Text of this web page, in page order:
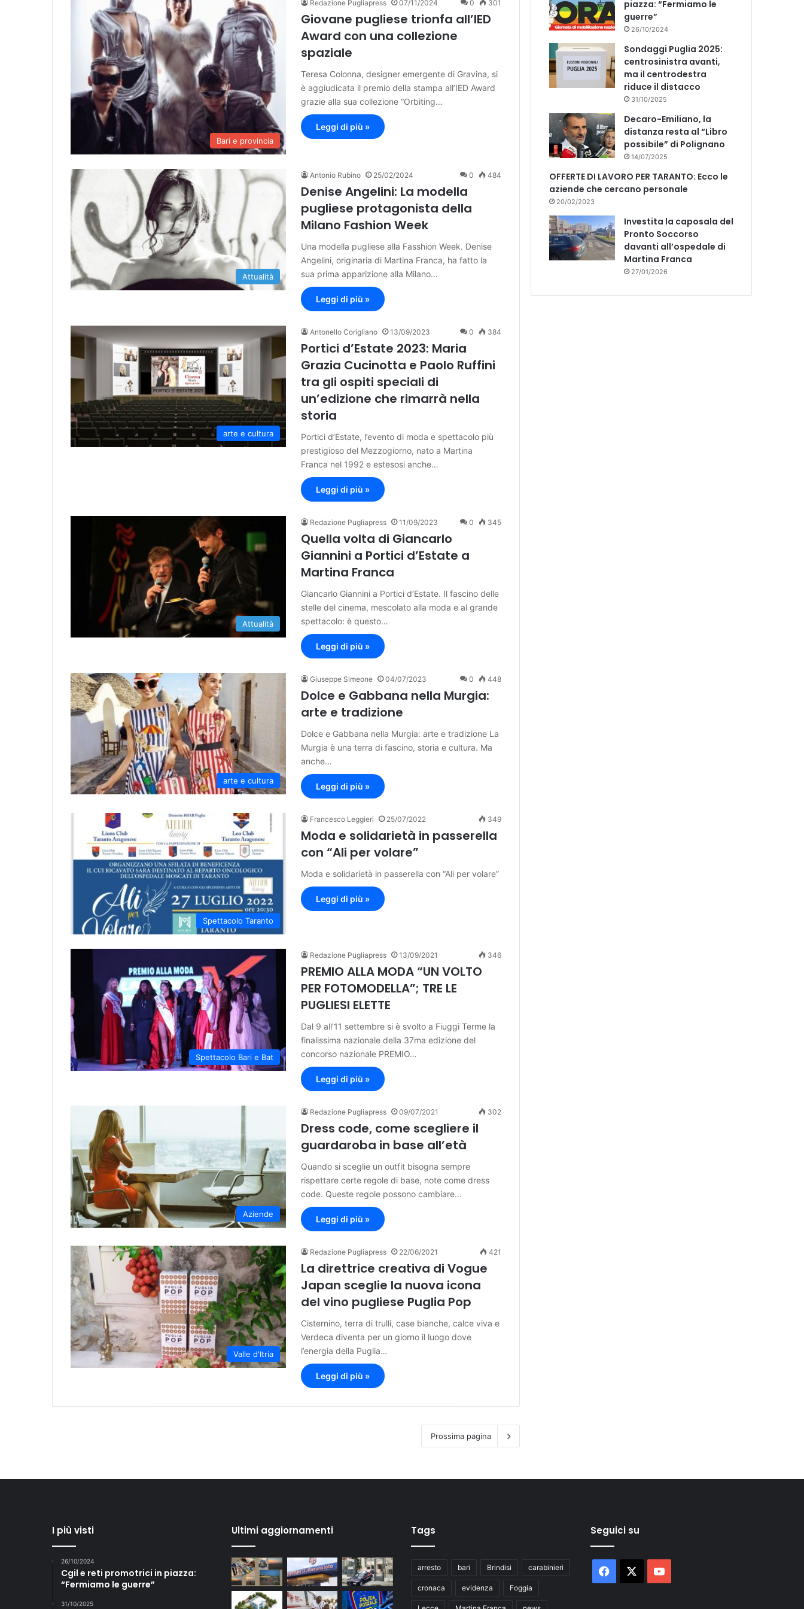
Bari e provincia
Redazione Pugliapress 07/11/2024 0 301
Giovane pugliese trionfa all’IED
Award con una collezione
spaziale
Teresa Colonna, designer emergente di Gravina, si
è aggiudicata il premio della stampa all’IED Award
grazie alla sua collezione “Orbiting…
Leggi di più »
Attualità
Antonio Rubino 25/02/2024 0 484
Denise Angelini: La modella
pugliese protagonista della
Milano Fashion Week
Una modella pugliese alla Fasshion Week. Denise
Angelini, originaria di Martina Franca, ha fatto la
sua prima apparizione alla Milano…
Leggi di più »
arte e cultura
Antonello Corigliano 13/09/2023 0 384
Portici d’Estate 2023: Maria
Grazia Cucinotta e Paolo Ruffini
tra gli ospiti speciali di
un’edizione che rimarrà nella
storia
Portici d’Estate, l’evento di moda e spettacolo più
prestigioso del Mezzogiorno, nato a Martina
Franca nel 1992 e estesosi anche…
Leggi di più »
Attualità
Redazione Pugliapress 11/09/2023 0 345
Quella volta di Giancarlo
Giannini a Portici d’Estate a
Martina Franca
Giancarlo Giannini a Portici d’Estate. Il fascino delle
stelle del cinema, mescolato alla moda e al grande
spettacolo: è questo…
Leggi di più »
arte e cultura
Giuseppe Simeone 04/07/2023 0 448
Dolce e Gabbana nella Murgia:
arte e tradizione
Dolce e Gabbana nella Murgia: arte e tradizione La
Murgia è una terra di fascino, storia e cultura. Ma
anche…
Leggi di più »
Spettacolo Taranto
Francesco Leggieri 25/07/2022 349
Moda e solidarietà in passerella
con “Ali per volare”
Moda e solidarietà in passerella con “Ali per volare”
Leggi di più »
Spettacolo Bari e Bat
Redazione Pugliapress 13/09/2021 346
PREMIO ALLA MODA “UN VOLTO
PER FOTOMODELLA”; TRE LE
PUGLIESI ELETTE
Dal 9 all’11 settembre si è svolto a Fiuggi Terme la
finalissima nazionale della 37ma edizione del
concorso nazionale PREMIO…
Leggi di più »
Aziende
Redazione Pugliapress 09/07/2021 302
Dress code, come scegliere il
guardaroba in base all’età
Quando si sceglie un outfit bisogna sempre
rispettare certe regole di base, note come dress
code. Queste regole possono cambiare…
Leggi di più »
Valle d'Itria
Redazione Pugliapress 22/06/2021 421
La direttrice creativa di Vogue
Japan sceglie la nuova icona
del vino pugliese Puglia Pop
Cisternino, terra di trulli, case bianche, calce viva e
Verdeca diventa per un giorno il luogo dove
l’energia della Puglia…
Leggi di più »
Prossima pagina
piazza: “Fermiamo le
guerre”
26/10/2024
Sondaggi Puglia 2025:
centrosinistra avanti,
ma il centrodestra
riduce il distacco
31/10/2025
Decaro-Emiliano, la
distanza resta al “Libro
possibile” di Polignano
14/07/2025
OFFERTE DI LAVORO PER TARANTO: Ecco le
aziende che cercano personale
20/02/2023
Investita la caposala del
Pronto Soccorso
davanti all’ospedale di
Martina Franca
27/01/2026
I più visti
26/10/2024
Cgil e reti promotrici in piazza:
“Fermiamo le guerre”
31/10/2025
Ultimi aggiornamenti Tags
arresto bari Brindisi carabinieri
cronaca evidenza Foggia
Seguici su
Facebook